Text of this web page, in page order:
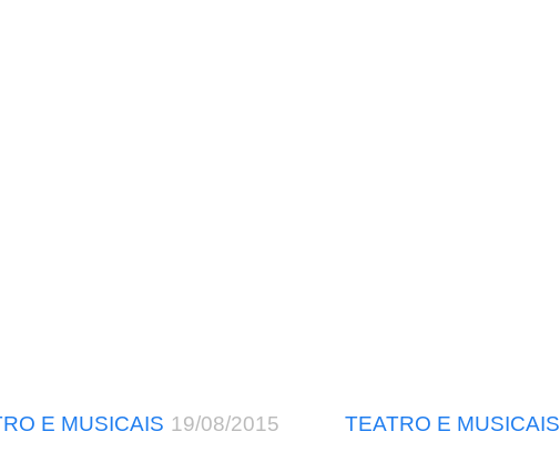
E MUSICAIS 19/08/2015 TEATRO E MUSICAIS